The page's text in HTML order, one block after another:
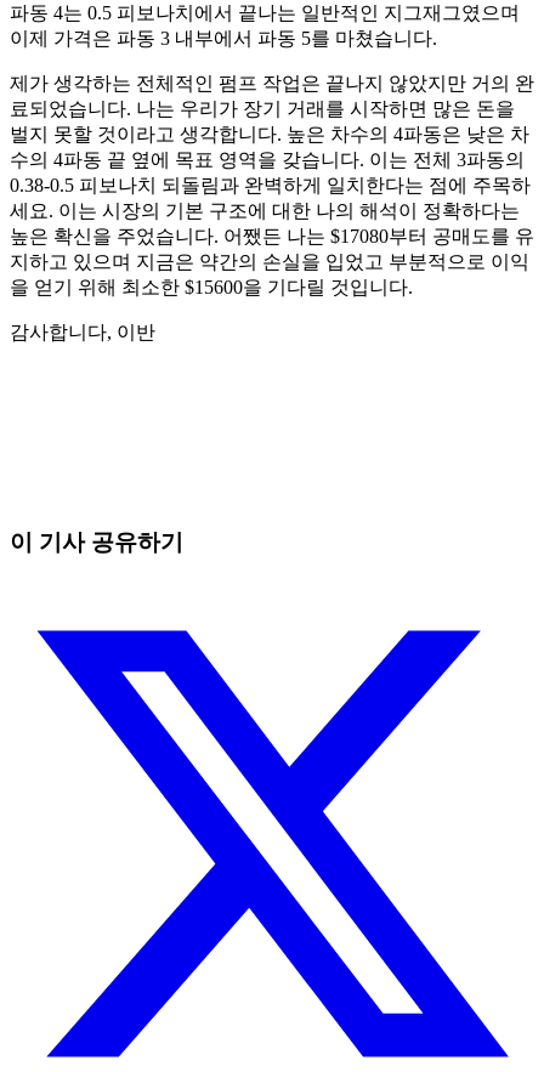
파동 4는 0.5 피보나치에서 끝나는 일반적인 지그재그였으며
이제 가격은 파동 3 내부에서 파동 5를 마쳤습니다.
제가 생각하는 전체적인 펌프 작업은 끝나지 않았지만 거의 완
료되었습니다. 나는 우리가 장기 거래를 시작하면 많은 돈을
벌지 못할 것이라고 생각합니다. 높은 차수의 4파동은 낮은 차
수의 4파동 끝 옆에 목표 영역을 갖습니다. 이는 전체 3파동의
0.38-0.5 피보나치 되돌림과 완벽하게 일치한다는 점에 주목하
세요. 이는 시장의 기본 구조에 대한 나의 해석이 정확하다는
높은 확신을 주었습니다. 어쨌든 나는 $17080부터 공매도를 유
지하고 있으며 지금은 약간의 손실을 입었고 부분적으로 이익
을 얻기 위해 최소한 $15600을 기다릴 것입니다.
감사합니다, 이반
이 기사 공유하기